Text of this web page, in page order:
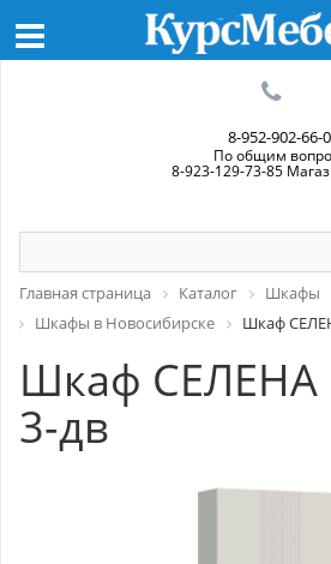
8-952-902-66-
По общим
8-923-129-73-85
Главная страница Каталог
Шкафы
Шкафы в Новосибирске
Шкаф
Шкаф СЕЛЕНА
3-дв